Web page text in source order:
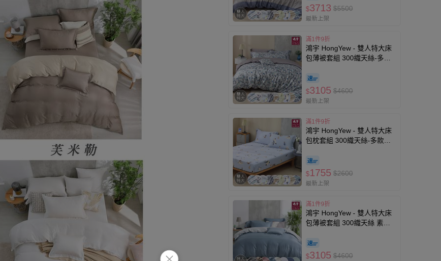
$3713 $5500
最新上架
滿1件9折
鴻宇 HongYew - 雙人特大床
包薄被套組 300織天絲-多款
$3105 $4600
最新上架
滿1件9折
鴻宇 HongYew - 雙人特大床
包枕套組 300織天絲-多款任
$1755 $2600
最新上架
滿1件9折
鴻宇 HongYew - 雙人特大床
包薄被套組 300織天絲 素色
$3105 $4600